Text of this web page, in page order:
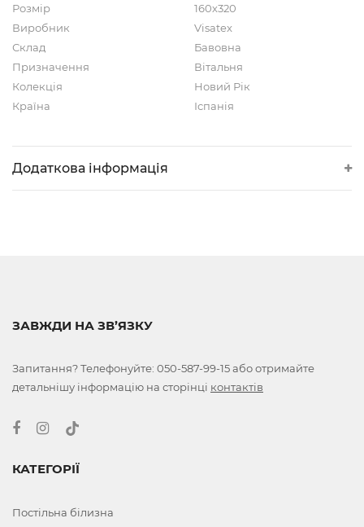
Розмір
160х320
Виробник
Visatex
Склад
Бавовна
Призначення
Вітальня
Колекція
Новий Рік
Країна
Іспанія
Додаткова інформація
ЗАВЖДИ НА ЗВ’ЯЗКУ
Запитання? Телефонуйте: 050-587-99-15або отримайте
детальнішу інформацію на сторінці контактів
КАТЕГОРІЇ
Постільна білизна